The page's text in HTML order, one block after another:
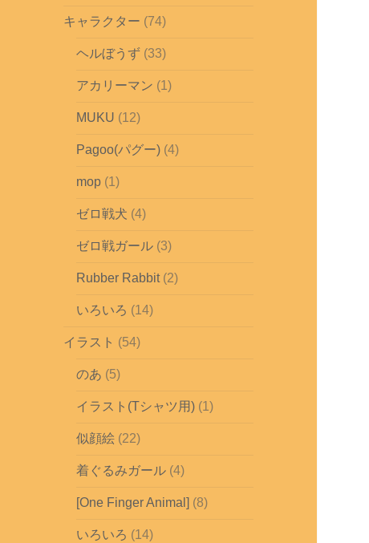
キャラクター (74)
ヘルぼうず (33)
アカリーマン (1)
MUKU (12)
Pagoo(パグー) (4)
mop (1)
ゼロ戦犬 (4)
ゼロ戦ガール (3)
Rubber Rabbit(2)
いろいろ (14)
イラスト (54)
のあ (5)
イラスト(Tシャツ用) (1)
似顔絵 (22)
着ぐるみガール (4)
[One Finger Animal] (8)
いろいろ (14)